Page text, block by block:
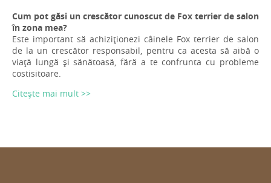
Cum pot găsi un crescător cunoscut de Fox terrier de salon
în zona mea?
Este important să achiziționezi câinele Fox terrier de salon
de la un crescător responsabil, pentru ca acesta să aibă o
viață lungă și sănătoasă, fără a te confrunta cu probleme
costisitoare.
Citește mai mult >>